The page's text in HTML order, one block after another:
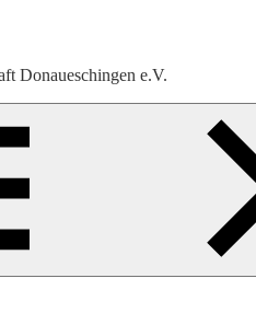
Donaueschingen e.V.